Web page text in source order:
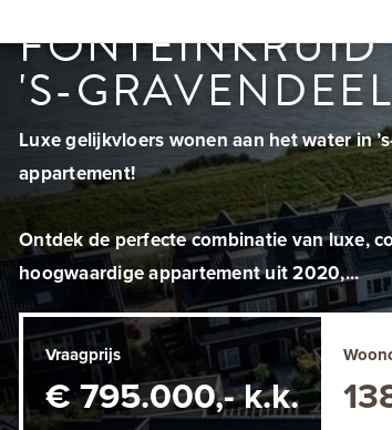
FONTEINKRUID
'S-GRAVENDEEL
Luxe gelijkvloers wonen aan het water in
appartement!
Ontdek de perfecte combinatie van luxe,
hoogwaardige appartement uit 2020,...
Vraagprijs
€ 795.000,- k.k.